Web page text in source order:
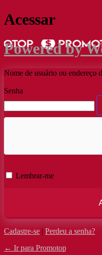
Acessar
Powered by
Nome de usuário ou endereço
Senha
Lembrar-me
Cadastre-se | Perdeu a senha?
← Ir para Promotop